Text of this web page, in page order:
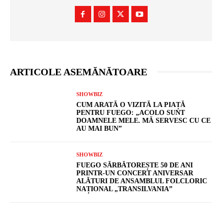
ARTICOLE ASEMĂNĂTOARE
SHOWBIZ
CUM ARATĂ O VIZITĂ LA PIAȚĂ
PENTRU FUEGO: „ACOLO SUNT
DOAMNELE MELE. MĂ SERVESC CU CE
AU MAI BUN”
SHOWBIZ
FUEGO SĂRBĂTOREȘTE 50 DE ANI
PRINTR-UN CONCERT ANIVERSAR
ALĂTURI DE ANSAMBLUL FOLCLORIC
NAȚIONAL „TRANSILVANIA”